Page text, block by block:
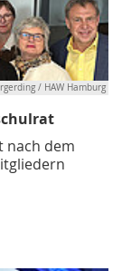
/ HAW Hamburg
nach dem